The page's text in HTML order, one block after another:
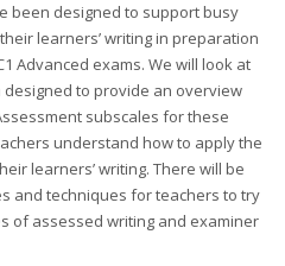
been designed to support busy
learners’ writing in preparation
Advanced exams. We will look at
to provide an overview
subscales for these
understand how to apply the
learners’ writing. There will be
and techniques for teachers to try
of assessed writing and examiner